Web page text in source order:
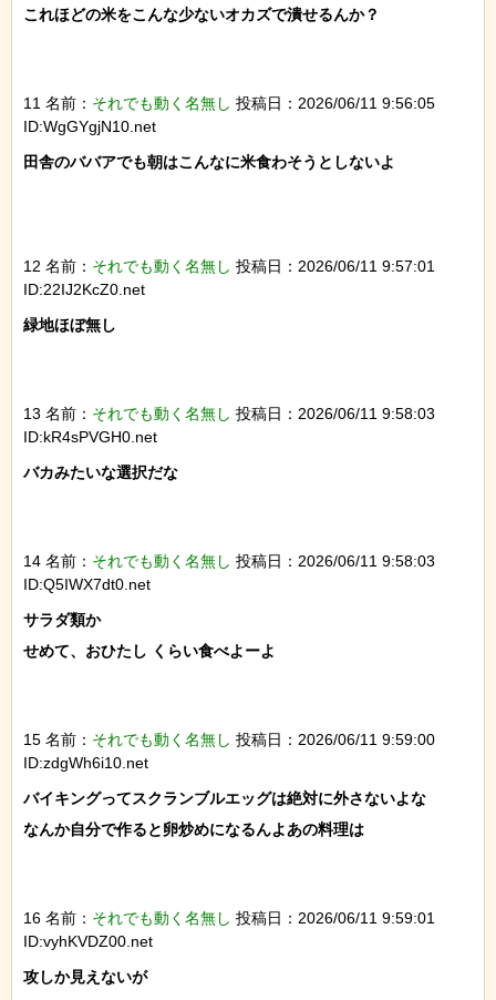
これほどの米をこんな少ないオカズで潰せるんか？
11 名前： それでも動く名無し 投稿日：2026/06/11 9:56:05
ID:WgGYgjN10.net
田舎のババアでも朝はこんなに米食わそうとしないよ
12 名前： それでも動く名無し 投稿日：2026/06/11 9:57:01
ID:22IJ2KcZ0.net
緑地ほぼ無し
13 名前： それでも動く名無し 投稿日：2026/06/11 9:58:03
ID:kR4sPVGH0.net
バカみたいな選択だな
14 名前： それでも動く名無し 投稿日：2026/06/11 9:58:03
ID:Q5IWX7dt0.net
サラダ類か
せめて、おひたし くらい食べよーよ
15 名前： それでも動く名無し 投稿日：2026/06/11 9:59:00
ID:zdgWh6i10.net
バイキングってスクランブルエッグは絶対に外さないよな
なんか自分で作ると卵炒めになるんよあの料理は
16 名前： それでも動く名無し 投稿日：2026/06/11 9:59:01
ID:vyhKVDZ00.net
攻しか見えないが